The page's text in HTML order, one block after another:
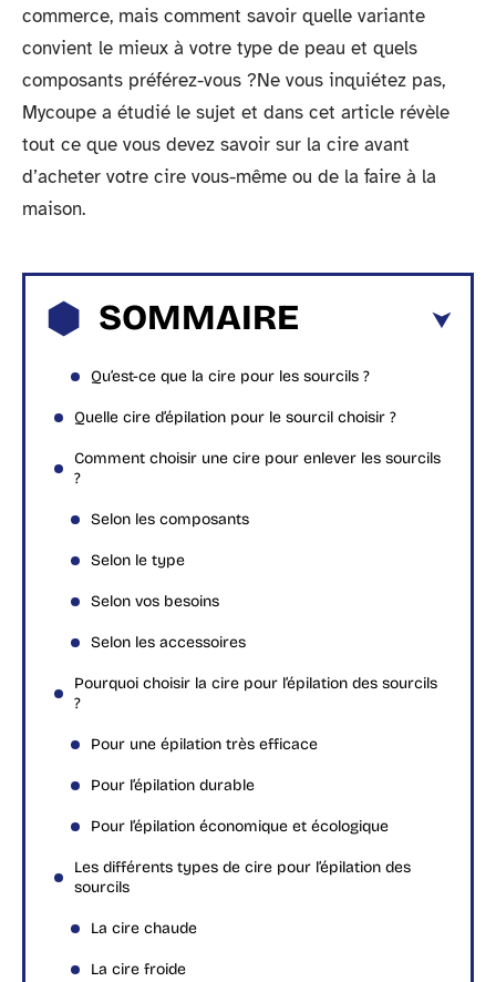
commerce, mais comment savoir quelle variante
convient le mieux à votre type de peau et quels
composants préférez-vous ?Ne vous inquiétez pas,
Mycoupe a étudié le sujet et dans cet article révèle
tout ce que vous devez savoir sur la cire avant
d’acheter votre cire vous-même ou de la faire à la
maison.
SOMMAIRE
Qu’est-ce que la cire pour les sourcils ?
Quelle cire d’épilation pour le sourcil choisir ?
Comment choisir une cire pour enlever les sourcils
?
Selon les composants
Selon le type
Selon vos besoins
Selon les accessoires
Pourquoi choisir la cire pour l’épilation des sourcils
?
Pour une épilation très efficace
Pour l’épilation durable
Pour l’épilation économique et écologique
Les différents types de cire pour l’épilation des
sourcils
La cire chaude
La cire froide